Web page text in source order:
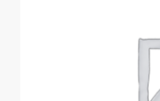
Юридические данные